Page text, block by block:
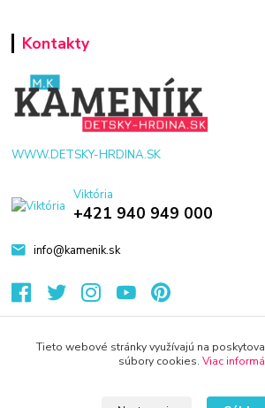
Kontakty
WWW.DETSKY-HRDINA.SK
Viktória
+421 940 949 000
info@kamenik.sk
Eshop-
Tieto webové stránky využívajú na
súbory cookies. Viac